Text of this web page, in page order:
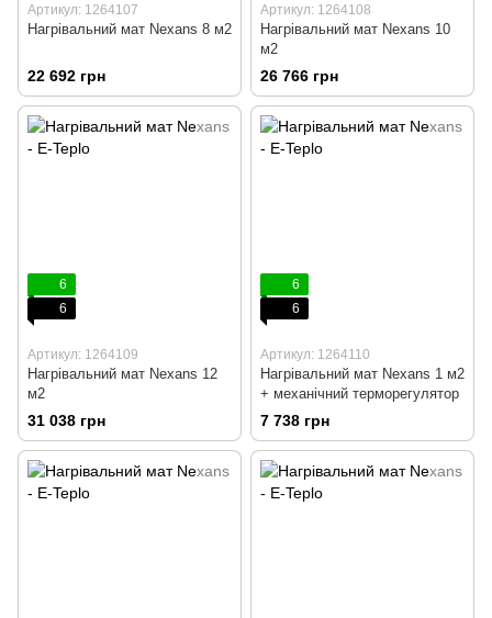
Артикул: 1264107
Нагрівальний мат Nexans 8 м2
22 692 грн
Артикул: 1264108
Нагрівальний мат Nexans 10
м2
26 766 грн
6
6
Артикул: 1264109
Нагрівальний мат Nexans 12
м2
31 038 грн
6
6
Артикул: 1264110
Нагрівальний мат Nexans 1 м2
+ механічний терморегулятор
7 738 грн